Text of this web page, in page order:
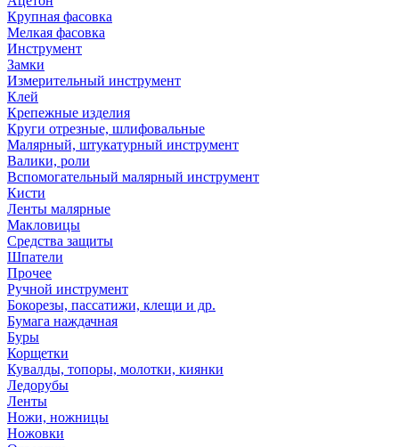
Крупная фасовка
Мелкая фасовка
Инструмент
Замки
Измерительный инструмент
Клей
Крепежные изделия
Круги отрезные, шлифовальные
Малярный, штукатурный инструмент
Валики, роли
Вспомогательный малярный инструмент
Кисти
Ленты малярные
Макловицы
Средства защиты
Шпатели
Прочее
Ручной инструмент
Бокорезы, пассатижи, клещи и др.
Бумага наждачная
Буры
Корщетки
Кувалды, топоры, молотки, киянки
Ледорубы
Ленты
Ножи, ножницы
Ножовки